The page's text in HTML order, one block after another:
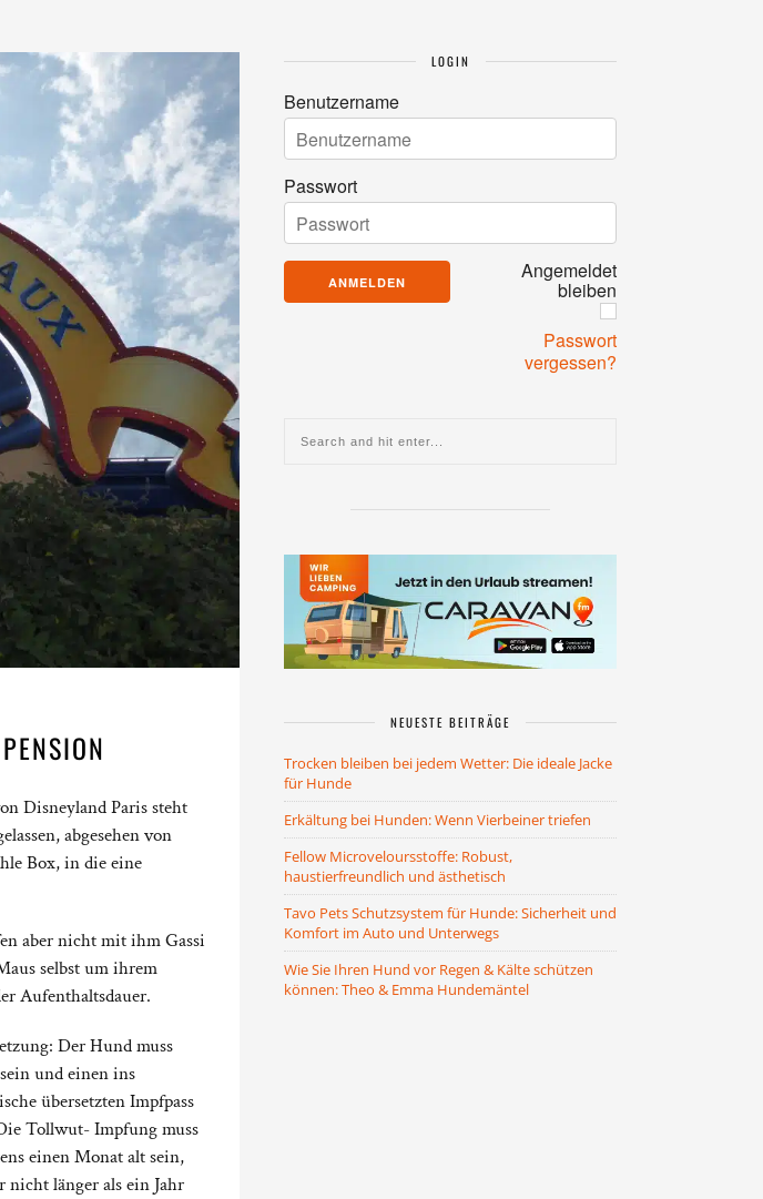
Disneyland Paris steht
abgesehen von
Box, in die eine
aber nicht mit ihm Gassi
selbst um ihrem
Aufenthaltsdauer.
Der Hund muss
und einen ins
übersetzten Impfpass
Tollwut- Impfung muss
einen Monat alt sein,
nicht länger als ein Jahr
LOGIN
Benutzername
Passwort
Angemeldet
bleiben
Passwort
vergessen?
NEUESTE BEITRÄGE
Trocken bleiben bei jedem Wetter: Die ideale Jacke
für Hunde
Erkältung bei Hunden: Wenn Vierbeiner triefen
Fellow Microveloursstoffe: Robust,
haustierfreundlich und ästhetisch
Tavo Pets Schutzsystem für Hunde: Sicherheit und
Komfort im Auto und Unterwegs
Wie Sie Ihren Hund vor Regen & Kälte schützen
können: Theo & Emma Hundemäntel